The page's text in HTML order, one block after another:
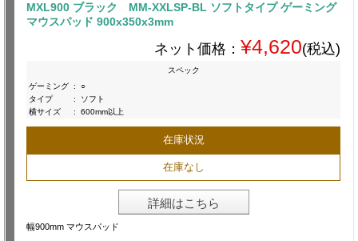
MXL900 ブラック MM-XXLSP-BL ソフトタイプ ゲーミング
マウスパッド 900x350x3mm
ネット価格： ¥4,620(税込)
スペック
ゲーミング :
○
タイプ
:
ソフト
横サイズ
: 600mm以上
在庫状況
在庫なし
詳細はこちら
幅900mm マウスパッド